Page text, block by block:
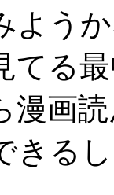
よう
てる
漫画
きる